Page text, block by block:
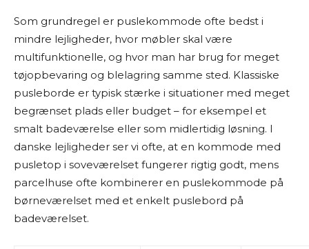
Som grundregel er puslekommode ofte bedst i
mindre lejligheder, hvor møbler skal være
multifunktionelle, og hvor man har brug for meget
tøjopbevaring og blelagring samme sted. Klassiske
pusleborde er typisk stærke i situationer med meget
begrænset plads eller budget – for eksempel et
smalt badeværelse eller som midlertidig løsning. I
danske lejligheder ser vi ofte, at en kommode med
pusletop i soveværelset fungerer rigtig godt, mens
parcelhuse ofte kombinerer en puslekommode på
børneværelset med et enkelt puslebord på
badeværelset.